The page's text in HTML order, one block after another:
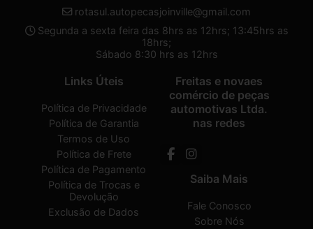
rotasul.autopecasjoinville@gmail.com
Segunda a sexta feira das 8hrs as 12hrs; 13:45hrs as
18hrs;
Sábado 8:30 hrs as 12hrs
Links Úteis
Política de Privacidade
Política de Garantia
Termos de Uso
Política de Frete
Política de Pagamento
Política de Trocas e
Devolução
Exclusão de Dados
Freitas e novaes
comércio de peças
automotivas Ltda.
nas redes
Saiba Mais
Fale Conosco
Sobre Nós